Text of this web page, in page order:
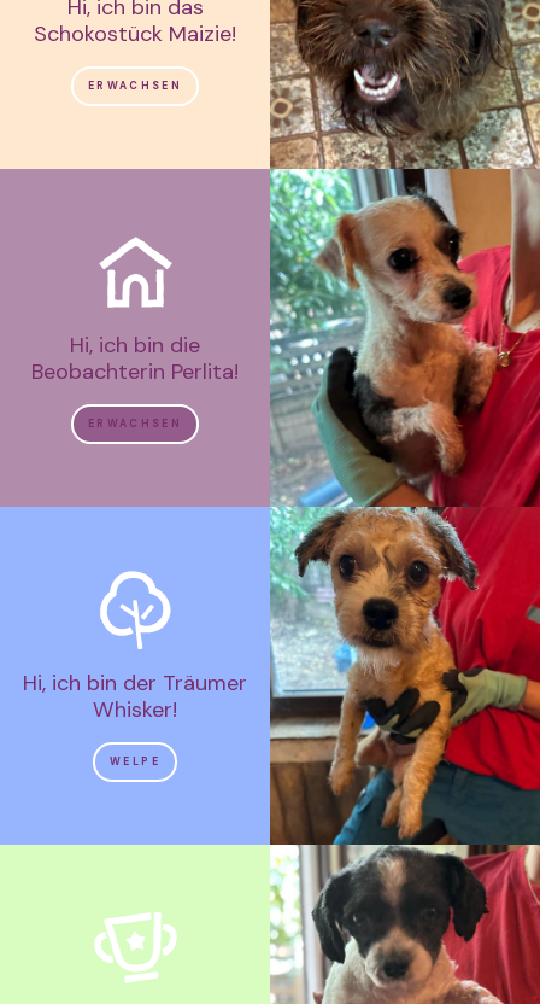
Hi, ich bin das
Schokostück Maizie!
ERWACHSEN
Hi, ich bin die
Beobachterin Perlita!
ERWACHSEN
Hi, ich bin der Träumer
Whisker!
WELPE